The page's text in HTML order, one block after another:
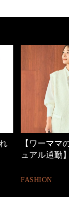
ワーママのきれ
ュアル通勤】
FASHION